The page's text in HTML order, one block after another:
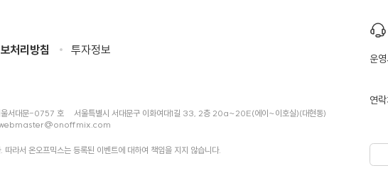
처리방침 투자정보
서대문-0757 호
서울특별시 서대문구 이화여대1길 33, 2층 20a~20E(에이~이호실)(대현동)
라서 온오프믹스는 등록된 이벤트에 대하여 책임을 지지 않습니다.
운
연